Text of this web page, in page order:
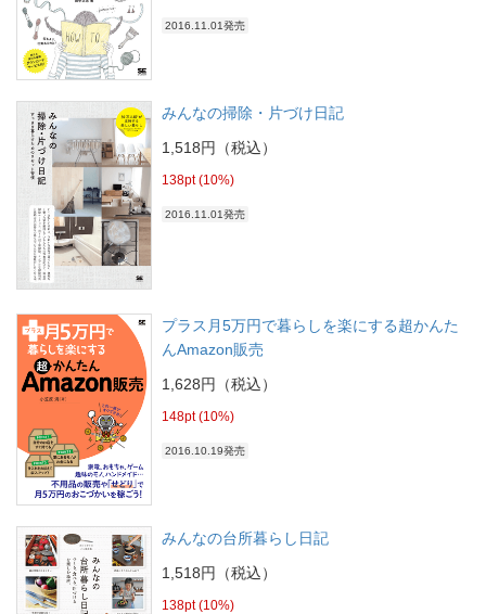
2016.11.01発売
みんなの掃除・片づけ日記
1,518円（税込）
138pt (10%)
2016.11.01発売
プラス月5万円で暮らしを楽にする超かんた
んAmazon販売
1,628円（税込）
148pt (10%)
2016.10.19発売
みんなの台所暮らし日記
1,518円（税込）
138pt (10%)